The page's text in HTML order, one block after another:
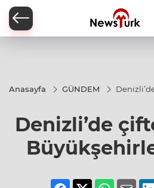
Anasayfa GÜNDEM
gülüyor
Denizli’de